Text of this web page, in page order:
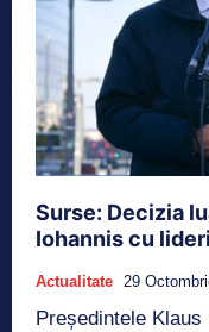
Surse: Decizia
Iohannis cu
Actualitate 29
Președintele